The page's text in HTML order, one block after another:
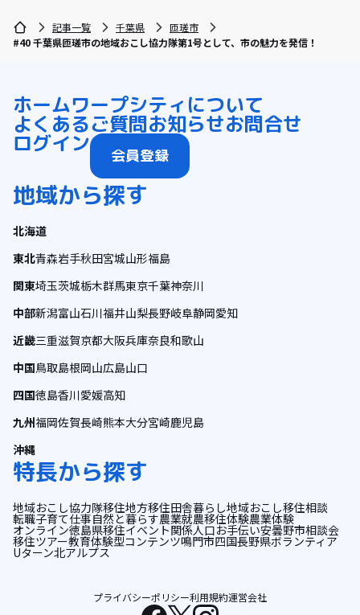
記事一覧 千葉県
匝瑳市
#40 千葉県匝瑳市の地域おこし協力隊第1号として、市の魅力を発信！
ホームワープシティについて
よくあるご質問お知らせお問合せ
ログイン 会員登録
地域から探す
北海道
東北青森岩手秋田宮城山形福島
関東埼玉茨城栃木群馬東京千葉神奈川
中部新潟富山石川福井山梨長野岐阜静岡愛知
近畿三重滋賀京都大阪兵庫奈良和歌山
中国鳥取島根岡山広島山口
四国徳島香川愛媛高知
九州福岡佐賀長崎熊本大分宮崎鹿児島
沖縄
特長から探す
地域おこし協力隊移住地方移住田舎暮らし地域おこし移住相談
転職子育て仕事自然と暮らす農業就農移住体験農業体験
オンライン徳島県移住イベント関係人口お手伝い安曇野市相談会
移住ツアー教育体験型コンテンツ鳴門市四国長野県ボランティア
Uターン北アルプス
プライバシーポリシー利用規約運営会社